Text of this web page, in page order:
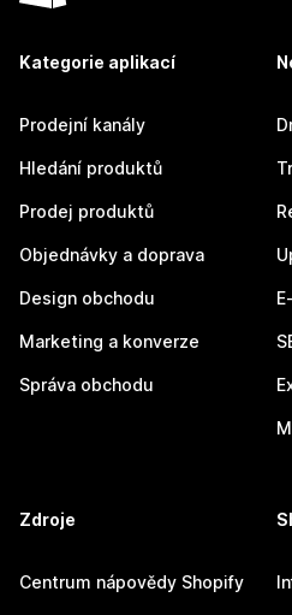
Kategorie aplikací
Prodejní kanály
Hledání produktů
Prodej produktů
Objednávky a doprava
Design obchodu
Marketing a konverze
Správa obchodu
Zdroje
Centrum nápovědy Shopify